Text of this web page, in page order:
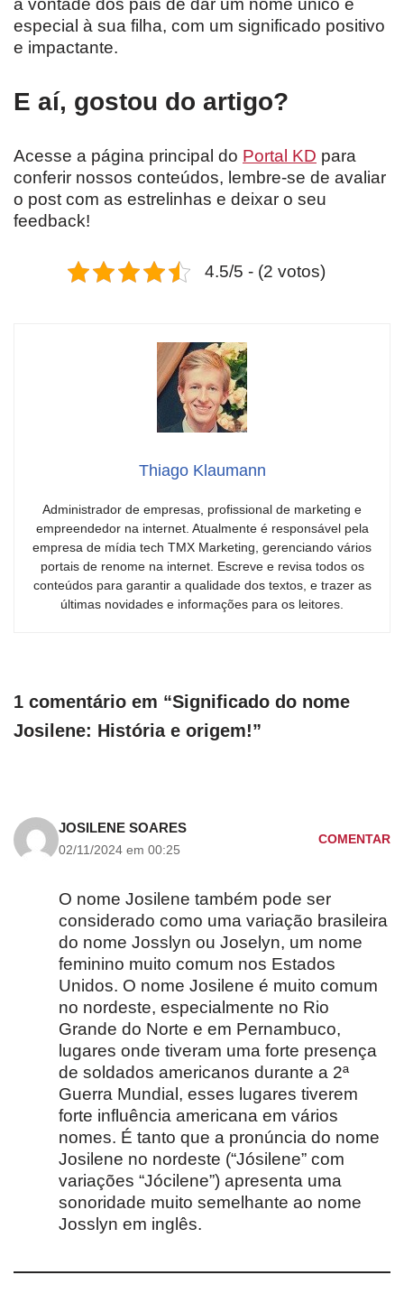
a vontade dos pais de dar um nome único e
especial à sua filha, com um significado positivo
e impactante.
E aí, gostou do artigo?
Acesse a página principal do Portal KD para
conferir nossos conteúdos, lembre-se de avaliar
o post com as estrelinhas e deixar o seu
feedback!
4.5/5 - (2 votos)
Thiago Klaumann
Administrador de empresas, profissional de marketing e
empreendedor na internet. Atualmente é responsável pela
empresa de mídia tech TMX Marketing, gerenciando vários
portais de renome na internet. Escreve e revisa todos os
conteúdos para garantir a qualidade dos textos, e trazer as
últimas novidades e informações para os leitores.
1 comentário em “Significado do nome
Josilene: História e origem!”
JOSILENE SOARES
02/11/2024 em 00:25
COMENTAR
O nome Josilene também pode ser
considerado como uma variação brasileira
do nome Josslyn ou Joselyn, um nome
feminino muito comum nos Estados
Unidos. O nome Josilene é muito comum
no nordeste, especialmente no Rio
Grande do Norte e em Pernambuco,
lugares onde tiveram uma forte presença
de soldados americanos durante a 2ª
Guerra Mundial, esses lugares tiverem
forte influência americana em vários
nomes. É tanto que a pronúncia do nome
Josilene no nordeste (“Jósilene” com
variações “Jócilene”) apresenta uma
sonoridade muito semelhante ao nome
Josslyn em inglês.